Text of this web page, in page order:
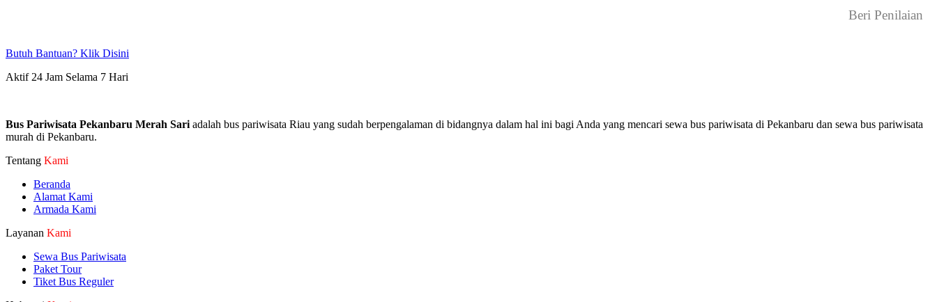
Beri Penilaian
Butuh Bantuan? Klik Disini
Aktif 24 Jam Selama 7 Hari
Bus Pariwisata Pekanbaru Merah Sari adalah bus pariwisata Riau yang sudah berpengalaman di bidangnya dalam hal ini bagi Anda yang mencari sewa bus pariwisata di Pekanbaru dan sewa bus pariwisata
murah di Pekanbaru.
Tentang Kami
Beranda
Alamat Kami
Armada Kami
Layanan Kami
Sewa Bus Pariwisata
Paket Tour
Tiket Bus Reguler